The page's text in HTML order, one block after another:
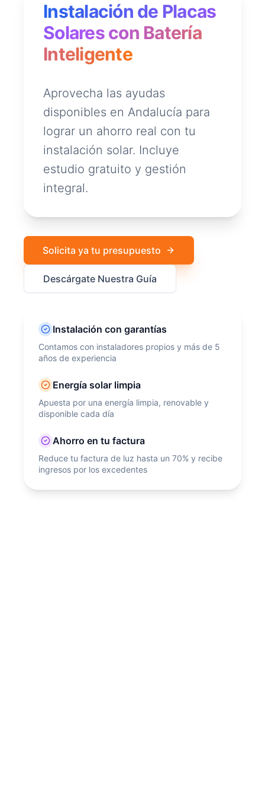
Instalación de Placas
Solares con Batería
Inteligente
Aprovecha las ayudas
disponibles en Andalucía para
lograr un ahorro real con tu
instalación solar. Incluye
estudio gratuito y gestión
integral.
Solicita ya tu presupuesto
Descárgate Nuestra Guía
Instalación con garantías
Contamos con instaladores propios y más de 5
años de experiencia
Energía solar limpia
Apuesta por una energía limpia, renovable y
disponible cada día
Ahorro en tu factura
Reduce tu factura de luz hasta un 70% y recibe
ingresos por los excedentes